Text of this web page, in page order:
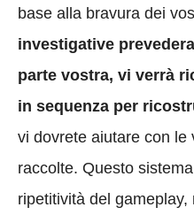
base alla bravura dei
investigative
parte vostra, vi verrà
in sequenza per
vi dovrete aiutare con le
raccolte. Questo
ripetitività del